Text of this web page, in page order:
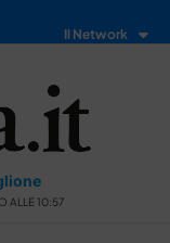
Il Network
ALLE 10:57